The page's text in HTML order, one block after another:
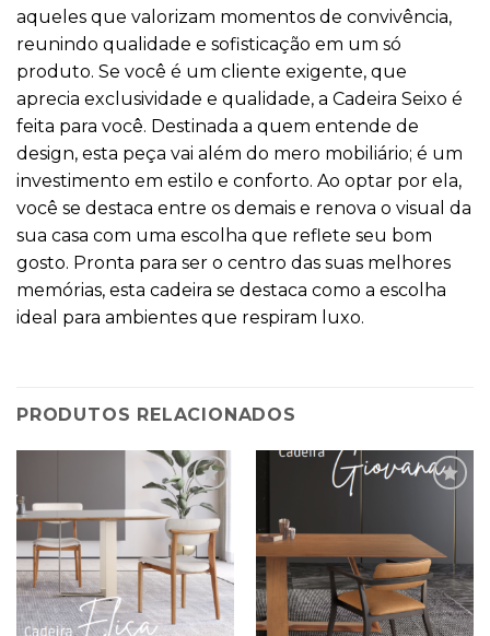
aqueles que valorizam momentos de convivência,
reunindo qualidade e sofisticação em um só
produto. Se você é um cliente exigente, que
aprecia exclusividade e qualidade, a Cadeira Seixo é
feita para você. Destinada a quem entende de
design, esta peça vai além do mero mobiliário; é um
investimento em estilo e conforto. Ao optar por ela,
você se destaca entre os demais e renova o visual da
sua casa com uma escolha que reflete seu bom
gosto. Pronta para ser o centro das suas melhores
memórias, esta cadeira se destaca como a escolha
ideal para ambientes que respiram luxo.
PRODUTOS RELACIONADOS
LISTA DE DESEJOS ADD LISTA DE DESEJOS